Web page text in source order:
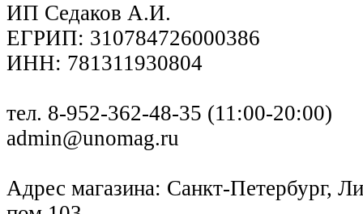
ИП Седаков А.И.
ЕГРИП: 310784726000386
ИНН: 781311930804
тел. 8-952-362-48-35 (11:00-20:00)
admin@unomag.ru
Адрес магазина: Санкт-Петербург,